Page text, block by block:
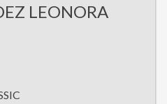
LEONORA